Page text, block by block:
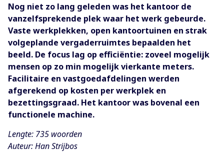
Nog niet zo lang geleden was het kantoor de
vanzelfsprekende plek waar het werk gebeurde.
Vaste werkplekken, open kantoortuinen en strak
volgeplande vergaderruimtes bepaalden het
beeld. De focus lag op efficiëntie: zoveel mogelijk
mensen op zo min mogelijk vierkante meters.
Facilitaire en vastgoedafdelingen werden
afgerekend op kosten per werkplek en
bezettingsgraad. Het kantoor was bovenal een
functionele machine.
Lengte: 735 woorden
Auteur: Han Strijbos